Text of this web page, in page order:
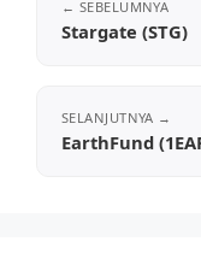
Stargate (STG)
EarthFund